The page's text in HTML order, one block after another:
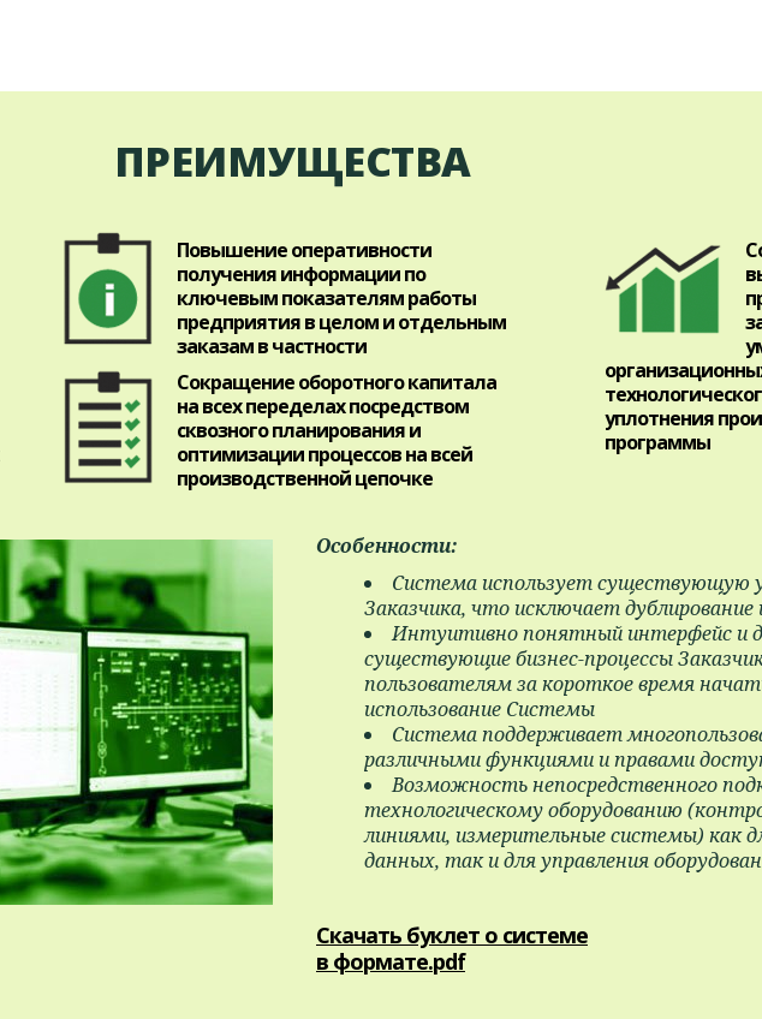
ПРЕИМУЩЕСТВА
Повышение оперативности
получения информации по
ключевым показателям работы
предприятия в целом и отдельным
заказам в частности
Сокращение оборотного капитала
на всех переделах посредством
сквозного планирования и
оптимизации процессов на всей
производственной цепочке
уплотнения
программы
Особенности:
Система использует существующую
Заказчика, что исключает
Интуитивно понятный интерфейс и
существующие бизнес-процессы
пользователям за короткое время
использование Системы
Система поддерживает
различными функциями и правами
Возможность непосредственного
технологическому оборудованию
линиями, измерительные системы) как
данных, так и для управления
Скачать буклет о системе
в формате.pdf